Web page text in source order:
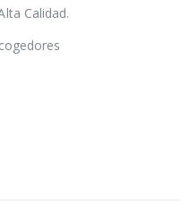
Calidad.